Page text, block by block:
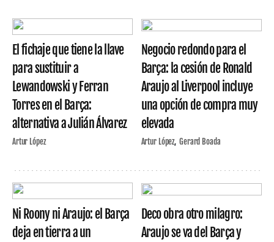
El fichaje que tiene la llave
para sustituir a
Lewandowski y Ferran
Torres en el Barça:
alternativa a Julián Álvarez
Artur López
Negocio redondo para el
Barça: la cesión de Ronald
Araujo al Liverpool incluye
una opción de compra muy
elevada
Artur López Gerard Boada
Ni Roony ni Araujo: el Barça
deja en tierra a un
Deco obra otro milagro:
Araujo se va del Barça y